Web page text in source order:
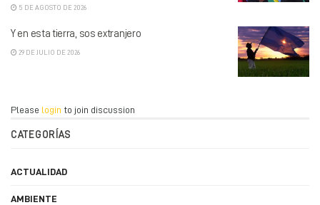
5 DE AGOSTO DE 2026
Y en esta tierra, sos extranjero
29 DE JULIO DE 2026
Please login to join discussion
CATEGORÍAS
ACTUALIDAD
AMBIENTE